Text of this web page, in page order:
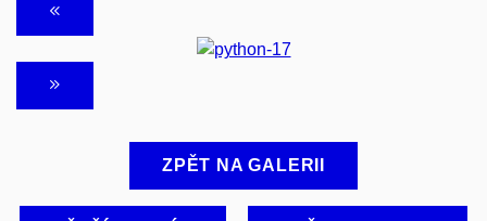
ZPĚT NA GALERII